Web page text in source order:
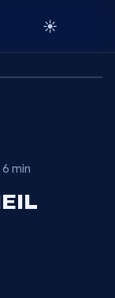
☀️
AUX
ou
6 min